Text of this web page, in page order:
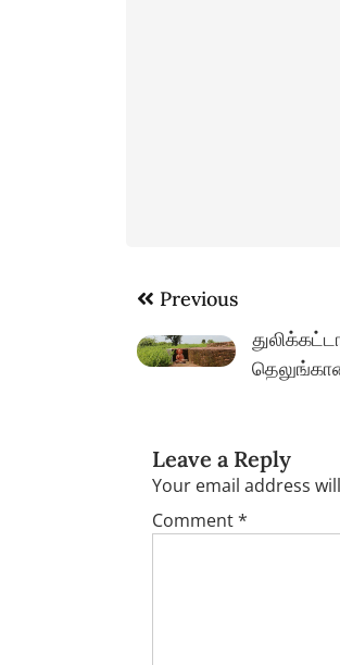
Post
navigation
Previous
Leave a Reply
Your email address
Comment*